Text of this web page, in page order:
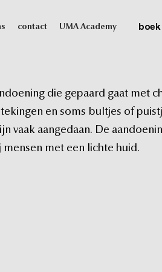
contact UMA Academy
die gepaard gaat met
en soms bultjes of
vaak aangedaan. De
mensen met een lichte huid.